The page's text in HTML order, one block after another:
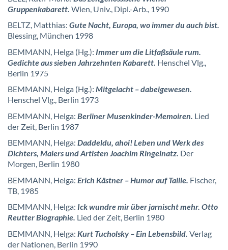
Gruppenkabarett. Wien, Univ., Dipl.-Arb., 1990
BELTZ, Matthias: Gute Nacht, Europa, wo immer du auch bist.
Blessing, München 1998
BEMMANN, Helga (Hg.): Immer um die Litfaßsäule rum.
Gedichte aus sieben Jahrzehnten Kabarett. Henschel Vlg.,
Berlin 1975
BEMMANN, Helga (Hg.): Mitgelacht – dabeigewesen.
Henschel Vlg., Berlin 1973
BEMMANN, Helga: Berliner Musenkinder-Memoiren. Lied
der Zeit, Berlin 1987
BEMMANN, Helga: Daddeldu, ahoi! Leben und Werk des
Dichters, Malers und Artisten Joachim Ringelnatz. Der
Morgen, Berlin 1980
BEMMANN, Helga: Erich Kästner – Humor auf Taille. Fischer,
TB, 1985
BEMMANN, Helga: Ick wundre mir über jarnischt mehr. Otto
Reutter Biographie. Lied der Zeit, Berlin 1980
BEMMANN, Helga: Kurt Tucholsky – Ein Lebensbild. Verlag
der Nationen, Berlin 1990